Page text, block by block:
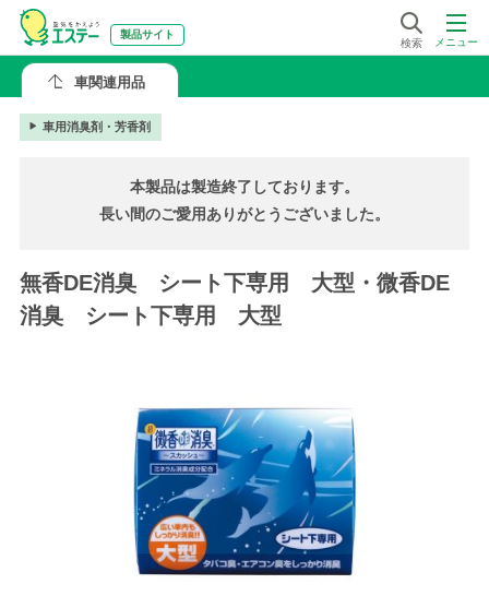
メニュー
検索
製品サイト
車関連用品
車用消臭剤・芳香剤
本製品は製造終了しております。
長い間のご愛用ありがとうございました。
無香DE消臭 シート下専用 大型・微香DE
消臭 シート下専用 大型